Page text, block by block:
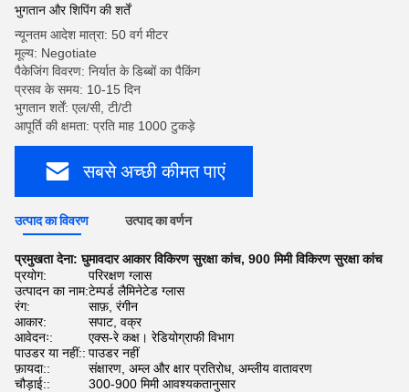
भुगतान और शिपिंग की शर्तें
न्यूनतम आदेश मात्रा: 50 वर्ग मीटर
मूल्य: Negotiate
पैकेजिंग विवरण: निर्यात के डिब्बों का पैकिंग
प्रसव के समय: 10-15 दिन
भुगतान शर्तें: एल/सी, टी/टी
आपूर्ति की क्षमता: प्रति माह 1000 टुकड़े
सबसे अच्छी कीमत पाएं
उत्पाद का विवरण उत्पाद का वर्णन
प्रमुखता देना:घुमावदार आकार विकिरण सुरक्षा कांच, 900 मिमी विकिरण सुरक्षा कांच
प्रयोग:
परिरक्षण ग्लास
उत्पादन का नाम:टेम्पर्ड लैमिनेटेड ग्लास
रंग:
साफ़, रंगीन
आकार:
सपाट, वक्र
आवेदनः:
एक्स-रे कक्ष। रेडियोग्राफी विभाग
पाउडर या नहीं:: पाउडर नहीं
फ़ायदा::
संक्षारण, अम्ल और क्षार प्रतिरोध, अम्लीय वातावरण
चौड़ाई::
300-900 मिमी आवश्यकतानुसार